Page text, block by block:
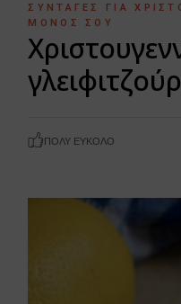
ΣΥΝΤΑΓΈΣ ΓΙΑ
ΜΌΝΟΣ ΣΟΥ
ΠΟΛΎ ΕΎΚΟΛΟ